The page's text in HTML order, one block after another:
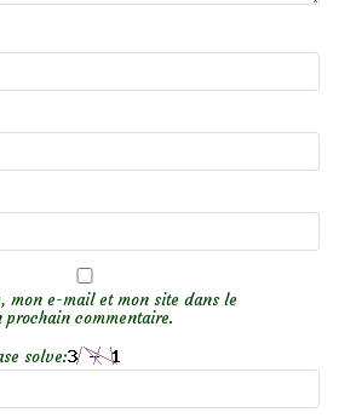
mon e-mail et mon site dans le
commentaire.
solve: